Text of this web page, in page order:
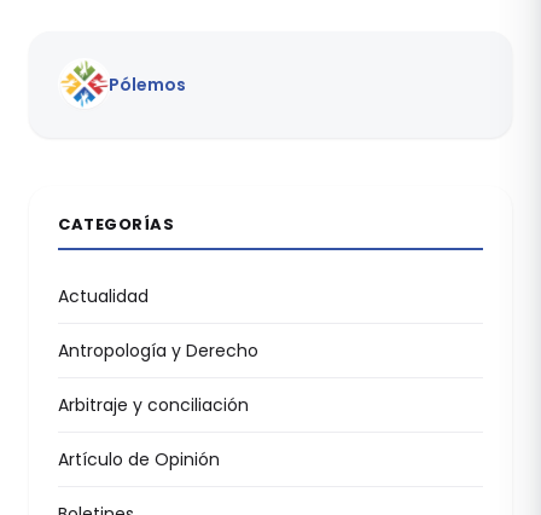
Pólemos
CATEGORÍAS
Actualidad
Antropología y Derecho
Arbitraje y conciliación
Artículo de Opinión